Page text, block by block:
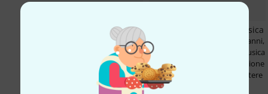
Celestion V30 2x12 cabinet
29.04. in Bamberg 2x12-
Cabinet von Harley Benton mit
Celestion V30-Lautsprechern. Es
funktioniert einwandfrei. Die
GuitarLab - Scuola di Musica
05.05. in Genova
Da oltre 10 anni,
GuitarLab ? una scuola di musica
a Genova nata con una missione
semplice e potente: trasmettere
l?amore per la musica con la